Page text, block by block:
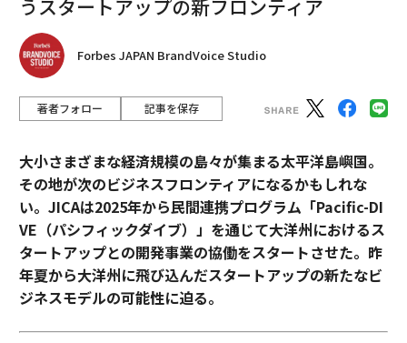
うスタートアップの新フロンティア
Forbes JAPAN BrandVoice Studio
著者フォロー 記事を保存
大小さまざまな経済規模の島々が集まる太平洋島嶼国。
その地が次のビジネスフロンティアになるかもしれな
い。JICAは2025年から民間連携プログラム「Pacific-DI
VE（パシフィックダイブ）」を通じて大洋州におけるス
タートアップとの開発事業の協働をスタートさせた。昨
年夏から大洋州に飛び込んだスタートアップの新たなビ
ジネスモデルの可能性に迫る。